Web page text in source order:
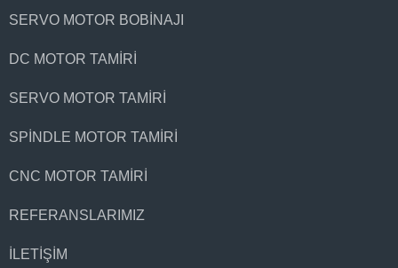
SERVO MOTOR BOBINAJI
DC MOTOR TAMIRI
SERVO MOTOR TAMIRI
SPINDLE MOTOR TAMIRI
CNC MOTOR TAMIRI
REFERANSLARIMIZ
İLETIŞIM